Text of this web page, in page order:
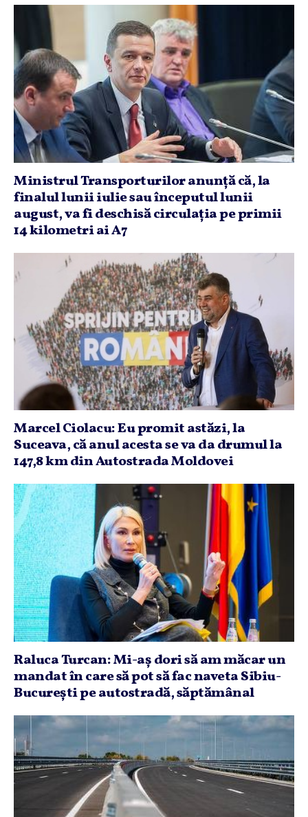
Ministrul Transporturilor anunţă că, la
finalul lunii iulie sau începutul lunii
august, va fi deschisă circulaţia pe primii
14 kilometri ai A7
Marcel Ciolacu: Eu promit astăzi, la
Suceava, că anul acesta se va da drumul la
147,8 km din Autostrada Moldovei
Raluca Turcan: Mi-aş dori să am măcar un
mandat în care să pot să fac naveta Sibiu-
Bucureşti pe autostradă, săptămânal